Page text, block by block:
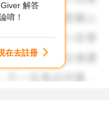
，這可能被視為公司
明舊約作廢的條件。
解答
唷！
在去註冊